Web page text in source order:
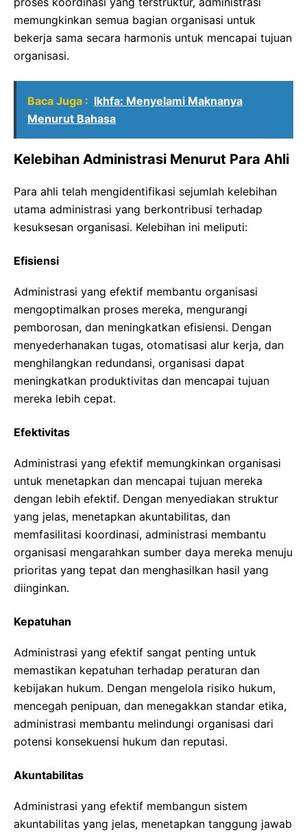
memungkinkan semua bagian organisasi untuk
bekerja sama secara harmonis untuk mencapai tujuan
organisasi.
Baca Juga : Ikhfa: Menyelami Maknanya
Menurut Bahasa
Kelebihan Administrasi Menurut Para Ahli
Para ahli telah mengidentifikasi sejumlah kelebihan
utama administrasi yang berkontribusi terhadap
kesuksesan organisasi. Kelebihan ini meliputi:
Efisiensi
Administrasi yang efektif membantu organisasi
mengoptimalkan proses mereka, mengurangi
pemborosan, dan meningkatkan efisiensi. Dengan
menyederhanakan tugas, otomatisasi alur kerja, dan
menghilangkan redundansi, organisasi dapat
meningkatkan produktivitas dan mencapai tujuan
mereka lebih cepat.
Efektivitas
Administrasi yang efektif memungkinkan organisasi
untuk menetapkan dan mencapai tujuan mereka
dengan lebih efektif. Dengan menyediakan struktur
yang jelas, menetapkan akuntabilitas, dan
memfasilitasi koordinasi, administrasi membantu
organisasi mengarahkan sumber daya mereka menuju
prioritas yang tepat dan menghasilkan hasil yang
diinginkan.
Kepatuhan
Administrasi yang efektif sangat penting untuk
memastikan kepatuhan terhadap peraturan dan
kebijakan hukum. Dengan mengelola risiko hukum,
mencegah penipuan, dan menegakkan standar etika,
administrasi membantu melindungi organisasi dari
potensi konsekuensi hukum dan reputasi.
Akuntabilitas
Administrasi yang efektif membangun sistem
akuntabilitas yang jelas, menetapkan tanggung jawab